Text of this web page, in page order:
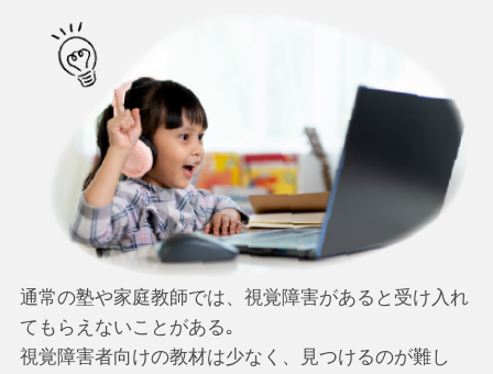
通常の塾や家庭教師では、視覚障害があると受け入れ
てもらえないことがある｡
視覚障害者向けの教材は少なく、見つけるのが難し